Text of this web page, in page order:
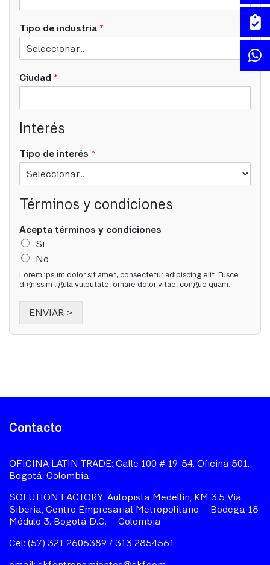
Tipo de industria *
Ciudad *
Interés
Tipo de interés *
Términos y condiciones
Acepta términos y condiciones
Si
No
Lorem ipsum dolor sit amet, consectetur adipiscing elit. Fusce
dignissim ligula vulputate, ornare dolor vitae, congue quam.
ENVIAR >
Contacto
OFICINA LATIN TRADE: Calle 100 # 19-54. Oficina 501.
Bogotá, Colombia.
SOLUTION FACTORY: Autopista Medellín, KM 3.5 Vía
Siberia, Centro Empresarial Metropolitano – Bodega 18
Módulo 3. Bogotá D.C. – Colombia
Cel: (57) 321 2606389 / 313 2854561